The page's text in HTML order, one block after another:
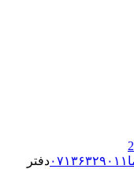
۰۷۱۳۶۳۲۹۰۱۱دفتر